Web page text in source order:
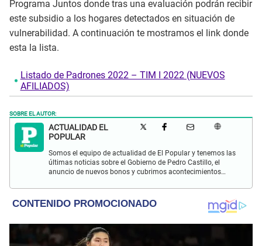
Programa Juntos donde tras una evaluación podrán recibir
este subsidio a los hogares detectados en situación de
vulnerabilidad. A continuación te mostramos el link donde
esta la lista.
Listado de Padrones 2022 – TIM I 2022 (NUEVOS
AFILIADOS)
SOBRE EL AUTOR:
ACTUALIDAD EL
POPULAR
Somos el equipo de actualidad de El Popular y tenemos las
últimas noticias sobre el Gobierno de Pedro Castillo, el
anuncio de nuevos bonos y cubrimos acontecimientos